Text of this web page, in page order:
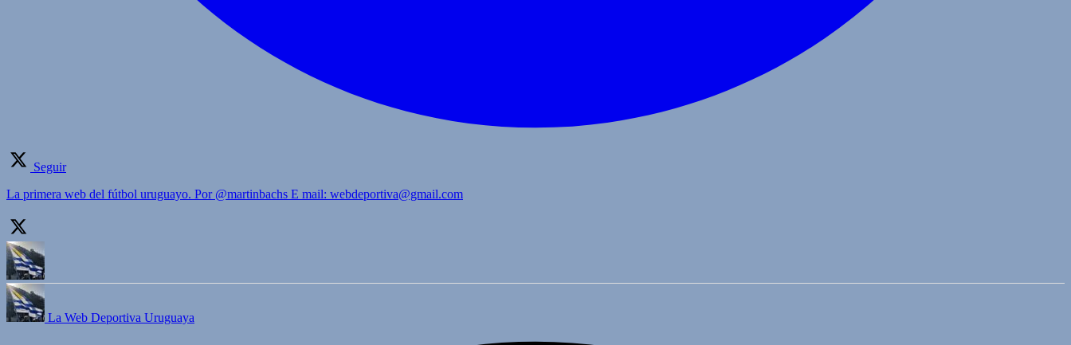
Seguir
La primera web del fútbol uruguayo. Por @martinbachs E mail: webdeportiva@gmail.com
La Web Deportiva Uruguaya